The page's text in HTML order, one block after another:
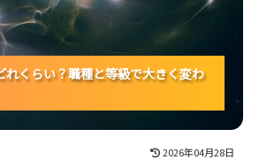
れくらい？職種と等級で大きく変わ
れくらい？職種と等級で大きく変わ
れくらい？職種と等級で大きく変わ
2026年04月28日